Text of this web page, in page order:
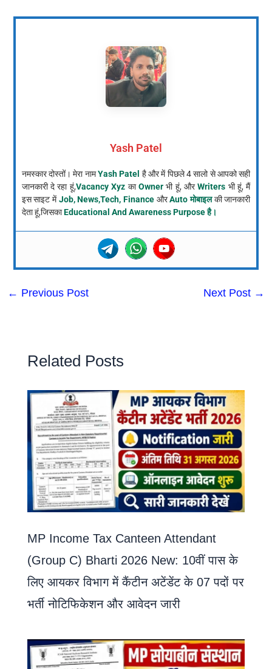
Yash Patel
नमस्कार दोस्तों। मेरा नामYash Patel है और में पिछले 4 सालो से आपको सही
जानकारी दे रहा हूं,Vacancy Xyz काOwnerभी हूं, औरWriters भी हूं, मैं
इस साइट मेंJob, News,Tech, Finance औरAuto मोबाइलकी जानकारी
देता हूं,जिसकाEducational And Awareness Purpose है।
← Previous Post Next Post →
Related Posts
MP Income Tax Canteen Attendant
(Group C) Bharti 2026 New: 10वीं पास के
लिए आयकर विभाग में कैंटीन अटेंडेंट के 07 पदों पर
भर्ती नोटिफिकेशन और आवेदन जारी